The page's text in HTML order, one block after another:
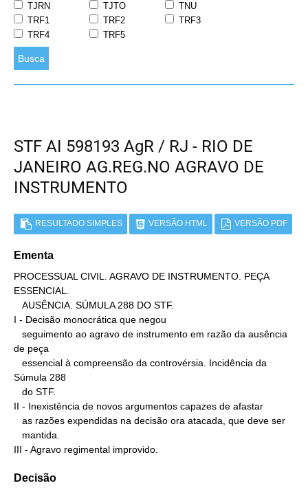
TJRN
TJTO
TNU
TRF1
TRF2
TRF3
TRF4
TRF5
Busca
STF AI 598193 AgR / RJ - RIO DE
JANEIRO AG.REG.NO AGRAVO DE
INSTRUMENTO
RESULTADO SIMPLES VERSÃO HTML VERSÃO PDF
Ementa
PROCESSUAL CIVIL. AGRAVO DE INSTRUMENTO. PEÇA
ESSENCIAL.
I - Decisão monocrática que negou
de peça
Súmula 288
II - Inexistência de novos argumentos capazes de afastar
III - Agravo regimental improvido.
Decisão